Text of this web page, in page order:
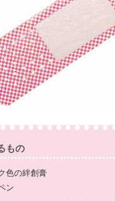
もの
色の絆創膏
ン